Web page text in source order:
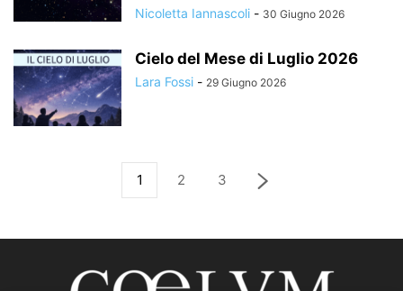
Nicoletta Iannascoli - 30 Giugno 2026
Cielo del Mese di Luglio 2026
Lara Fossi - 29 Giugno 2026
1 2 3